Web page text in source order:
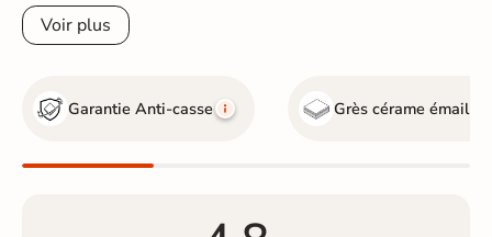
Voir plus
Garantie Anti-casse Grès cérame émaillé